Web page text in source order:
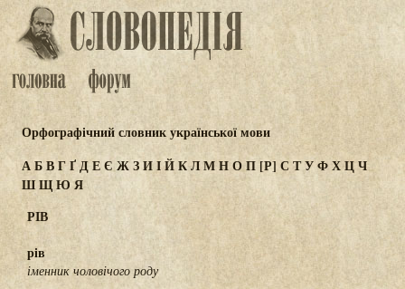
Орфографічний словник української мови
АБВГҐДЕЄ ЖЗИІЙКЛМНОП [Р] СТУФХЦЧ
ШЩЮЯ
РІВ
рів
іменник чоловічого роду